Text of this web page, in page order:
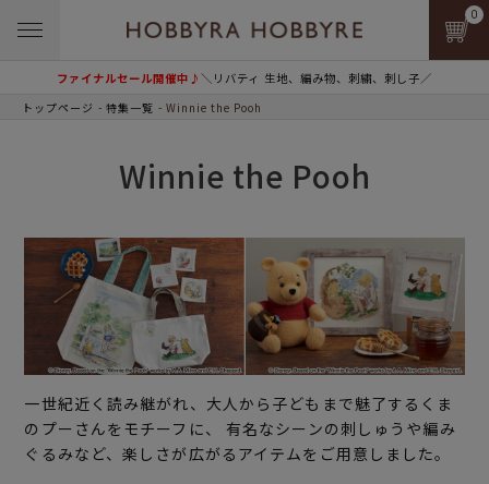
ファイナルセール開催中♪＼リバティ 生地、編み物、刺繍、刺し子／
0
トップページ 特集一覧 Winnie the Pooh
Winnie the Pooh
一世紀近く読み継がれ、大人から子どもまで魅了するくま
のプーさんをモチーフに、 有名なシーンの刺しゅうや編み
ぐるみなど、楽しさが広がるアイテムをご用意しました。